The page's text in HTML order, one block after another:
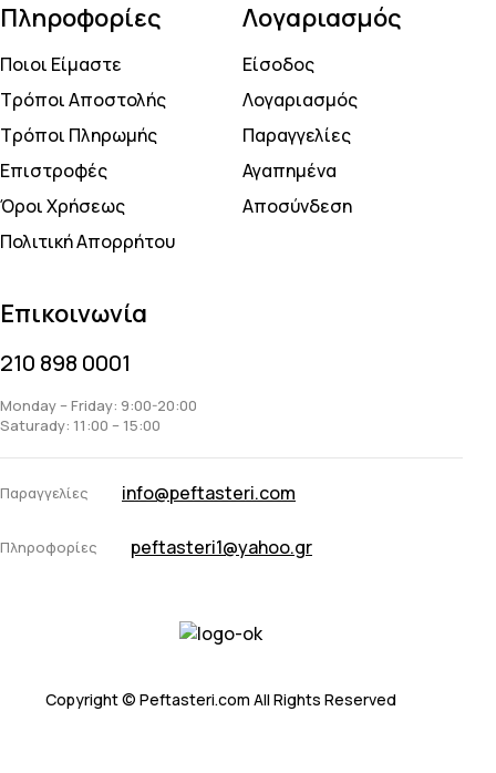
Πληροφορίες
Ποιοι Είμαστε
Τρόποι Αποστολής
Τρόποι Πληρωμής
Επιστροφές
Όροι Χρήσεως
Πολιτική Απορρήτου
Λογαριασμός
Είσοδος
Λογαριασμός
Παραγγελίες
Αγαπημένα
Αποσύνδεση
Επικοινωνία
210 898 0001
Monday – Friday: 9:00-20:00
Saturady: 11:00 – 15:00
Παραγγελίες info@peftasteri.com
Πληροφορίες peftasteri1@yahoo.gr
Copyright © Peftasteri.com All Rights Reserved